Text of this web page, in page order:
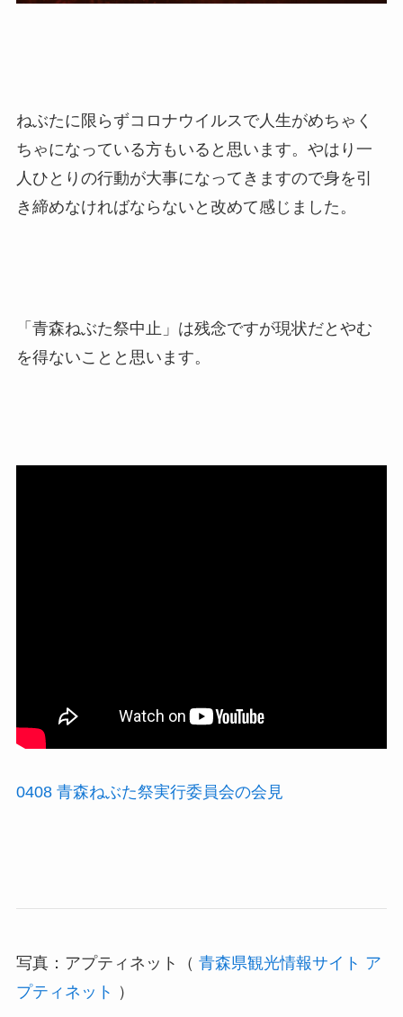
ねぶたに限らずコロナウイルスで人生がめちゃく
ちゃになっている方もいると思います。やはり一
人ひとりの行動が大事になってきますので身を引
き締めなければならないと改めて感じました。
「青森ねぶた祭中止」は残念ですが現状だとやむ
を得ないことと思います。
0408 青森ねぶた祭実行委員会の会見
写真：アプティネット（ 青森県観光情報サイト ア
プティネット ）